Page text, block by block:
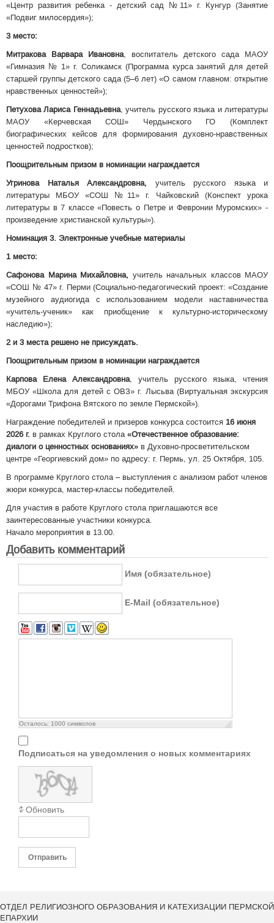
«Центр развития ребенка - детский сад №11» г. Кунгур (Занятие
«Подвиг милосердия»);
3 место:
Митракова Варвара Ивановна, воспитатель детского сада МАОУ
«Гимназия № 1» г. Соликамск (Программа курса занятий для детей
старшей группы детского сада (5–6 лет) «О самом главном: открытие
нравственных ценностей»);
Петухова Лариса Геннадьевна, учитель русского языка и литературы
МАОУ «Керчевская СОШ» Чердынского ГО (Комплект
биографических кейсов для формирования духовно-нравственных
ценностей подростков);
Поощрительным призом в номинации награждается
Угринова Наталья Александровна, учитель русского языка и
литературы МБОУ «СОШ №11» г. Чайковский (Конспект урока
литературы в 7 классе «Повесть о Петре и Февронии Муромских» -
произведение христианской культуры»).
Номинация 3. Электронные учебные материалы
1 место:
Сафонова Марина Михайловна, учитель начальных классов МАОУ
«СОШ № 47» г. Перми (Социально-педагогический проект: «Создание
музейного аудиогида с использованием модели наставничества
«учитель-ученик» как приобщение к культурно-историческому
наследию»);
2 и 3 места решено не присуждать.
Поощрительным призом в номинации награждается
Карпова Елена Александровна, учитель русского языка, чтения
МБОУ «Школа для детей с ОВЗ» г. Лысьва (Виртуальная экскурсия
«Дорогами Трифона Вятского по земле Пермской»).
Награждение победителей и призеров конкурса состоится 16 июня
2026 г. в рамках Круглого стола «Отечественное образование:
диалоги о ценностных основаниях» в Духовно-просветительском
центре «Георгиевский дом» по адресу: г. Пермь, ул. 25 Октября, 105.
В программе Круглого стола – выступления с анализом работ членов
жюри конкурса, мастер-классы победителей.
Для участия в работе Круглого стола приглашаются все
заинтересованные участники конкурса.
Начало мероприятия в 13.00.
Добавить комментарий
Имя (обязательное)
E-Mail (обязательное)
Осталось: 1000 символов
Подписаться на уведомления о новых комментариях
Обновить
Отправить
ОТДЕЛ РЕЛИГИОЗНОГО ОБРАЗОВАНИЯ И КАТЕХИЗАЦИИ ПЕРМСКОЙ
ЕПАРХИИ